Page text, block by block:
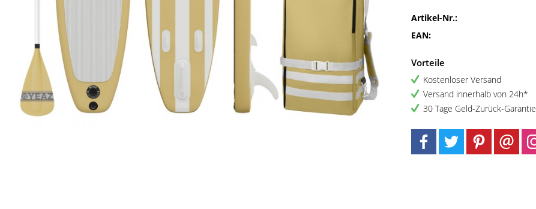
Artikel-Nr.:
EAN:
Vorteile
Kostenloser Versand
Versand innerhalb von 24h*
30 Tage Geld-Zurück-Garantie